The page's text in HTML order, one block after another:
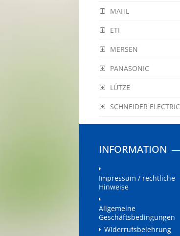
MAHL
ETI
MERSEN
PANASONIC
LÜTZE
SCHNEIDER ELECTRIC
INFORMATION
Impressum / rechtliche
Hinweise
Allgemeine
Geschäftsbedingungen
Widerrufsbelehrung